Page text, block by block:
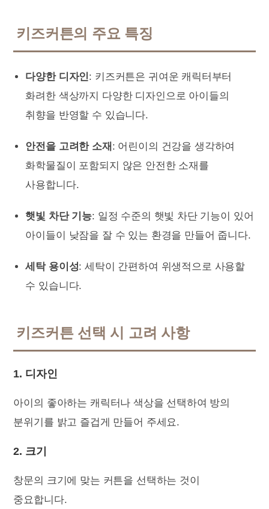
키즈커튼의 주요 특징
다양한 디자인: 키즈커튼은 귀여운 캐릭터부터
화려한 색상까지 다양한 디자인으로 아이들의
취향을 반영할 수 있습니다.
안전을 고려한 소재 : 어린이의 건강을 생각하여
화학물질이 포함되지 않은 안전한 소재를
사용합니다.
햇빛 차단 기능: 일정 수준의 햇빛 차단 기능이 있어
아이들이 낮잠을 잘 수 있는 환경을 만들어 줍니다.
세탁 용이성: 세탁이 간편하여 위생적으로 사용할
수 있습니다.
키즈커튼 선택 시 고려 사항
1. 디자인
아이의 좋아하는 캐릭터나 색상을 선택하여 방의
분위기를 밝고 즐겁게 만들어 주세요.
2. 크기
창문의 크기에 맞는 커튼을 선택하는 것이
중요합니다.